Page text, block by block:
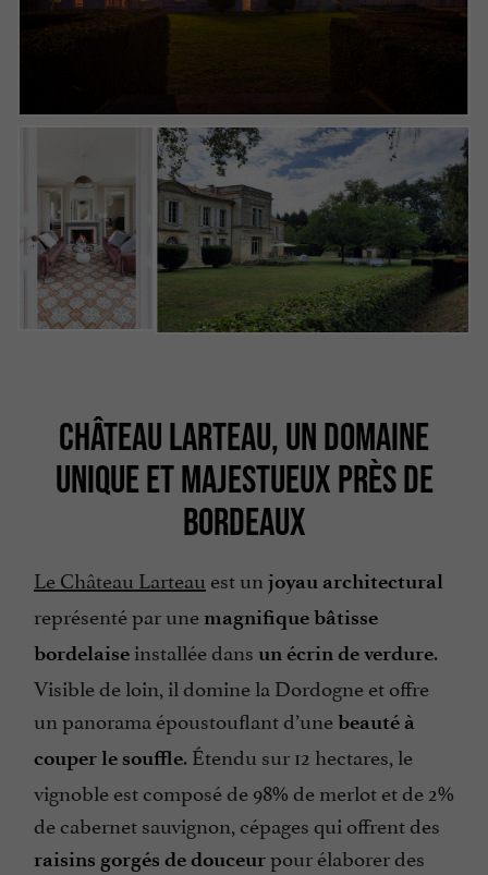
CHÂTEAU LARTEAU, UN DOMAINE
UNIQUE ET MAJESTUEUX PRÈS DE
BORDEAUX
Le Château Larteau est un joyau architectural
représenté par une magnifique bâtisse
bordelaise installée dans un écrin de verdure.
Visible de loin, il domine la Dordogne et offre
un panorama époustouflant d’unebeauté à
couper le souffle. Étendu sur 12 hectares, le
vignoble est composé de 98% de merlot et de 2%
de cabernet sauvignon, cépages qui offrent des
raisins gorgés de douceurpour élaborer des